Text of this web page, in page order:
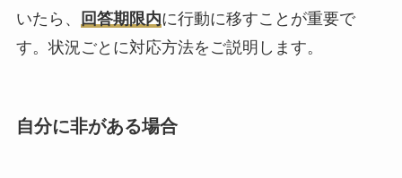
いたら、
回答期限内に行動に移すことが重要で
す。状況ごとに対応方法をご説明します。
自分に非がある場合